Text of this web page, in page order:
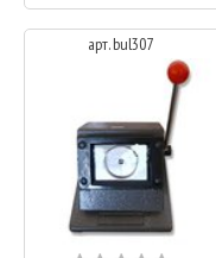
арт. bul307